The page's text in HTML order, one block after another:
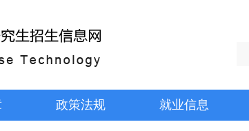
政策法规 就业信息